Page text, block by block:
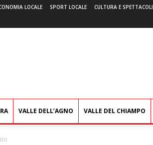
LOCALE SPORT LOCALE CULTURA E SPETTACOLI
VALLE DELL’AGNO VALLE DEL CHIAMPO